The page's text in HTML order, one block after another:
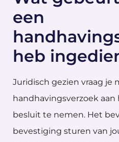
een
heb
Juridisch gezien vraag je
handhavingsverzoek
besluit te nemen. Het
bevestiging sturen van